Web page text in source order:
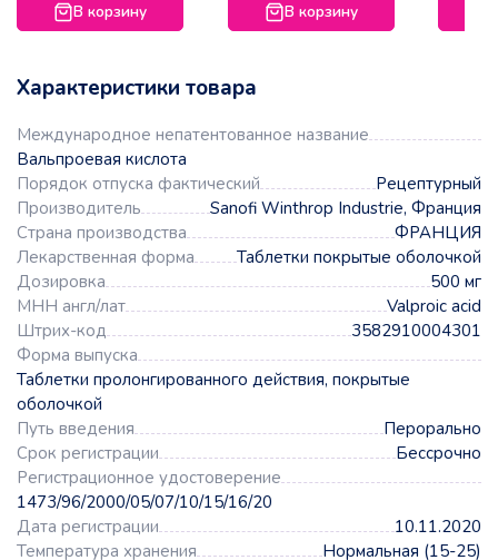
В корзину В корзину
Характеристики товара
Международное непатентованное название
Вальпроевая кислота
Порядок отпуска фактический
Рецептурный
Производитель
Sanofi Winthrop Industrie, Франция
Страна производства
ФРАНЦИЯ
Лекарственная форма
Таблетки покрытые оболочкой
Дозировка
500 мг
МНН англ/лат
Valproic acid
Штрих-код
3582910004301
Форма выпуска
Таблетки пролонгированного действия, покрытые
оболочкой
Путь введения
Перорально
Срок регистрации
Бессрочно
Регистрационное удостоверение
1473/96/2000/05/07/10/15/16/20
Дата регистрации
10.11.2020
Температура хранения
Нормальная (15-25)